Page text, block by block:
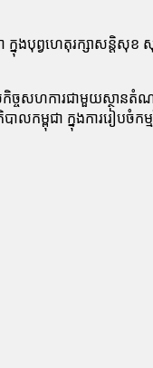
វហេតុរក្សាសន្តិសុខ សុវ
ចសហការជាមួយស្ថានតំណ
ពុជា ក្នុងការរៀបចំកម្ម